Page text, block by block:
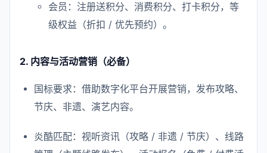
会员：注册送积分、消费积分、打卡积分，等
级权益（折扣 / 优先预约）。
2. 内容与活动营销（必备）
国标要求：借助数字化平台开展营销，发布攻略、
节庆、非遗、演艺内容。
炎酷匹配：视听资讯（攻略 / 非遗 / 节庆）、线路